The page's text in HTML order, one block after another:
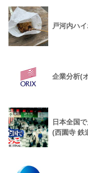
戸河内ハ
企業分析(
日本全国
(西園寺 鉄